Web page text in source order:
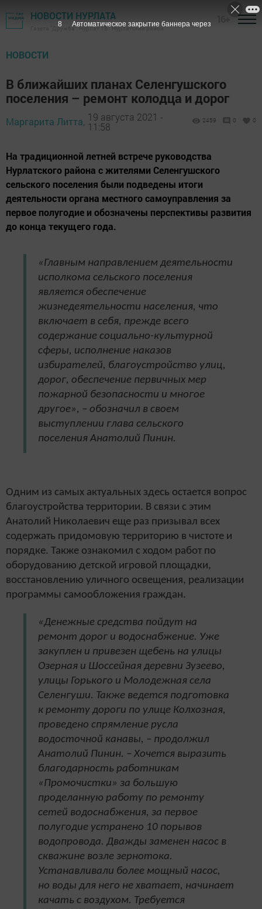
НОВОСТИ НУРЛАТА
Газета "Дружба", Нурлат ТВ - Нурлатский район
НОВОСТИ
В ближайших планах Селенгушского
поселения – ремонт колодца и дорог
Маргарита Литта, 19 августа 2021 -
11:58
2459 0 0
На традиционной летней встрече руководства
Нурлатского района с жителями Селенгушского
сельского поселения были подведены итоги
деятельности органа местного самоуправления за
первое полугодие и обозначены перспективы развития
до конца текущего года.
«Главным направлением деятельности
исполкома сельского поселения
является обеспечение
жизнедеятельности населения, что
включает в себя, прежде всего
содержание социально-культурной
сферы, исполнение наказов
избирателей, благоустройство улиц,
дорог, обеспечение первичных мер
пожарной безопасности и многое
другое», – обозначил в своем
выступлении глава сельского
поселения Анатолий Пинин.
Одним из самых актуальных здесь остается вопрос
благоустройства территории. В связи с этим
Анатолий Николаевич еще раз призывал всех
содержать придомовую территорию в чистоте и
порядке. Также ознакомил с ходом работ по
оборудованию детской игровой площадки,
восстановлению уличного освещения, реализации
программы самообложения граждан.
«Денежные средства пойдут на
ремонт дорог и водоснабжение. Уже
закуплен и привезен щебень на улицы
Озерная и Шоссейная деревни Зузеево,
улицы Горького и Молодежная села
Селенгуши. Также ведется подготовка
к ремонту дороги по улице Колхозная,
проведено спрямление русла
водосточной канавы, – продолжил
Анатолий Пинин. – Хочется выразить
благодарность работникам
«Промочистки» за большую
проделанную работу по ремонту
сетей водоснабжения, за первое
полугодие устранено 10 порывов
водопровода. Дважды заменен насос в
скважине возле зернотока.
Устанавливали более мощный насос,
но воды для него не хватает, начинает
качать с воздухом. Требуется
7 Автоматическое закрытие баннера через